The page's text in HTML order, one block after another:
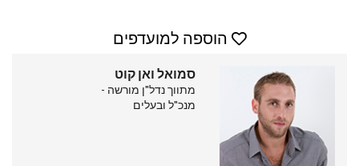
הוספה למועדפים
סמואל ואן קוט
מתווך נדל"ן מורשה -
מנכ"ל ובעלים